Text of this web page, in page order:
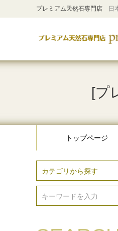
プレミアム天然石専門店 日
[プ
トップページ